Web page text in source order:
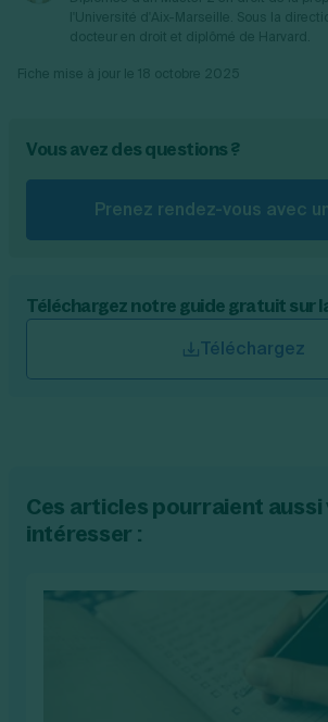
Vous avez des questions ?
Prenez rendez-vous avec
Téléchargez notre guide gratuit sur
Téléchargez
Ces articles pourraient aussi
intéresser :